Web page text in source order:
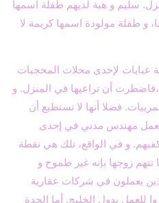
سليم و هبة لديهم طفلة اسمها
و طفلة مولودة اسمها كريمة لا
لإحدى محلات المحجبات
،فاضطرت أن تراعيها في المنزل. و
فضلا أنها لا تستطيع أن
يعمل مهندس مدني في إحدى
يكفيهم. و في الواقع، تلك هي نقطة
تتهم زوجها بإنه غير طموح و
يعملون في شركات عقارية
للعمل بدول الخليج. أما الجدة